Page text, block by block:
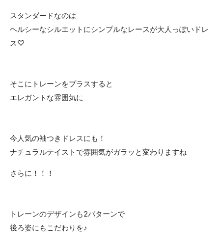
スタンダードなのは
ヘルシーなシルエットにシンプルなレースが大人っぽいドレ
ス♡
そこにトレーンをプラスすると
エレガントな雰囲気に
今人気の袖つきドレスにも！
ナチュラルテイストで雰囲気がガラッと変わりますね
さらに！！！
トレーンのデザインも2パターンで
後ろ姿にもこだわりを♪